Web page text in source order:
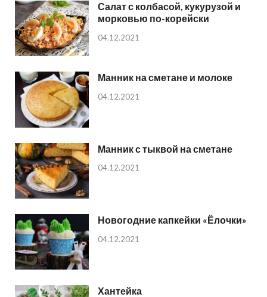
Салат с колбасой, кукурузой и
морковью по-корейски
04.12.2021
Манник на сметане и молоке
04.12.2021
Манник с тыквой на сметане
04.12.2021
Новогодние капкейки «Ёлочки»
04.12.2021
Хантейка